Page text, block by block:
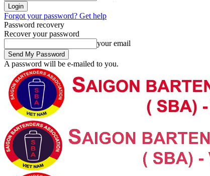
Forgot your password? Get help
Password recovery
Recover your password
your email
A password will be e-mailed to you.